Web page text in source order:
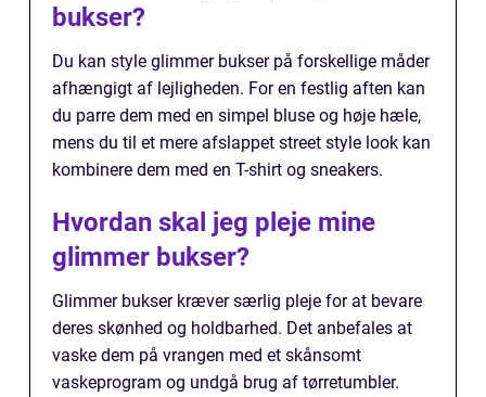
bukser?
Du kan style glimmer bukser på forskellige måder
afhængigt af lejligheden. For en festlig aften kan
du parre dem med en simpel bluse og høje hæle,
mens du til et mere afslappet street style look kan
kombinere dem med en T-shirt og sneakers.
Hvordan skal jeg pleje mine
glimmer bukser?
Glimmer bukser kræver særlig pleje for at bevare
deres skønhed og holdbarhed. Det anbefales at
vaske dem på vrangen med et skånsomt
vaskeprogram og undgå brug af tørretumbler.